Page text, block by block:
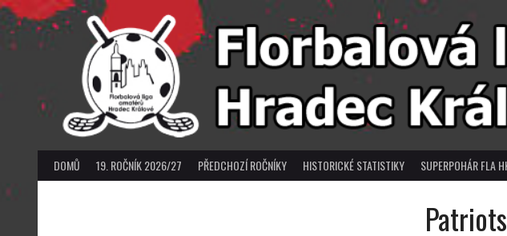
Skip
to
content
DOMŮ 19. ROČNÍK 2026/27 PŘEDCHOZÍ ROČNÍKY HISTORICKÉ STATISTIKY SUPERPOHÁR FLA